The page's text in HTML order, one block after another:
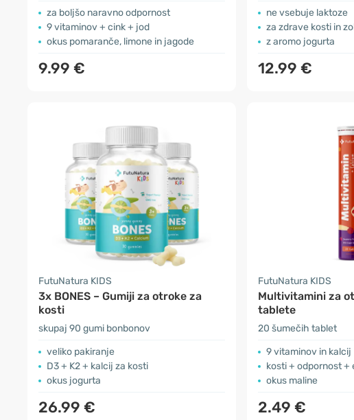
za boljšo naravno odpornost
9 vitaminov + cink + jod
okus pomaranče, limone in jagode
9.99 €
ne vsebuje laktoze
za zdrave kosti in
z aromo jogurta
12.99 €
FutuNatura KIDS
3x BONES – Gumiji za otroke za
kosti
skupaj 90 gumi bonbonov
veliko pakiranje
D3 + K2 + kalcij za kosti
okus jogurta
26.99 €
FutuNatura KIDS
Multivitamini za
tablete
20 šumečih tablet
9 vitaminov in kalcij
kosti + odpornost +
okus maline
2.49 €